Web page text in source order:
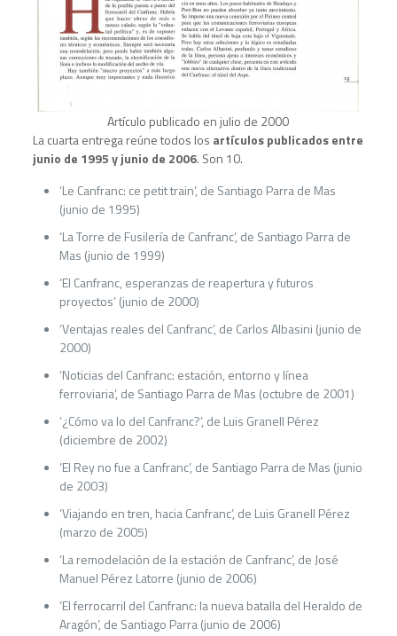
Artículo publicado en julio de 2000
La cuarta entrega reúne todos los artículos publicados entre
junio de 1995 y junio de 2006. Son 10.
‘Le Canfranc: ce petit train’, de Santiago Parra de Mas
(junio de 1995)
‘La Torre de Fusilería de Canfranc’, de Santiago Parra de
Mas (junio de 1999)
‘El Canfranc, esperanzas de reapertura y futuros
proyectos’ (junio de 2000)
‘Ventajas reales del Canfranc’, de Carlos Albasini (junio de
2000)
‘Noticias del Canfranc: estación, entorno y línea
ferroviaria’, de Santiago Parra de Mas (octubre de 2001)
‘¿Cómo va lo del Canfranc?’, de Luis Granell Pérez
(diciembre de 2002)
‘El Rey no fue a Canfranc’, de Santiago Parra de Mas (junio
de 2003)
‘Viajando en tren, hacia Canfranc’, de Luis Granell Pérez
(marzo de 2005)
‘La remodelación de la estación de Canfranc’, de José
Manuel Pérez Latorre (junio de 2006)
‘El ferrocarril del Canfranc: la nueva batalla del Heraldo de
Aragón’, de Santiago Parra (junio de 2006)